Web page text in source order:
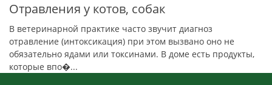
Отравления у котов, собак
В ветеринарной практике часто звучит диагноз
отравление (интоксикация) при этом вызвано оно не
обязательно ядами или токсинами. В доме есть продукты,
которые впо�...